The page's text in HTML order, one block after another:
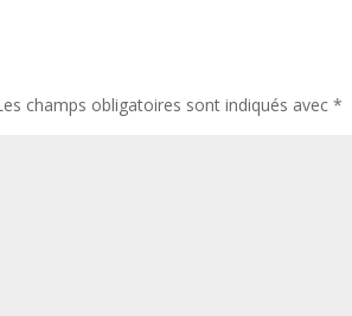
champs obligatoires sont indiqués avec*